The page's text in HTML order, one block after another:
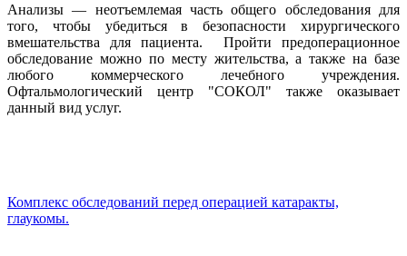
Анализы — неотъемлемая часть общего обследования для
того, чтобы убедиться в безопасности хирургического
вмешательства для пациента. Пройти предоперационное
обследование можно по месту жительства, а также на базе
любого коммерческого лечебного учреждения.
Офтальмологический центр "СОКОЛ" также оказывает
данный вид услуг.
Комплекс обследований перед операцией катаракты,
глаукомы.